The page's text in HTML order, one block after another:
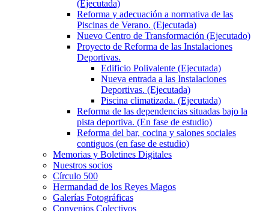
(Ejecutada)
Reforma y adecuación a normativa de las
Piscinas de Verano. (Ejecutada)
Nuevo Centro de Transformación (Ejecutado)
Proyecto de Reforma de las Instalaciones
Deportivas.
Edificio Polivalente (Ejecutada)
Nueva entrada a las Instalaciones
Deportivas. (Ejecutada)
Piscina climatizada. (Ejecutada)
Reforma de las dependencias situadas bajo la
pista deportiva. (En fase de estudio)
Reforma del bar, cocina y salones sociales
contiguos (en fase de estudio)
Memorias y Boletines Digitales
Nuestros socios
Círculo 500
Hermandad de los Reyes Magos
Galerías Fotográficas
Convenios Colectivos